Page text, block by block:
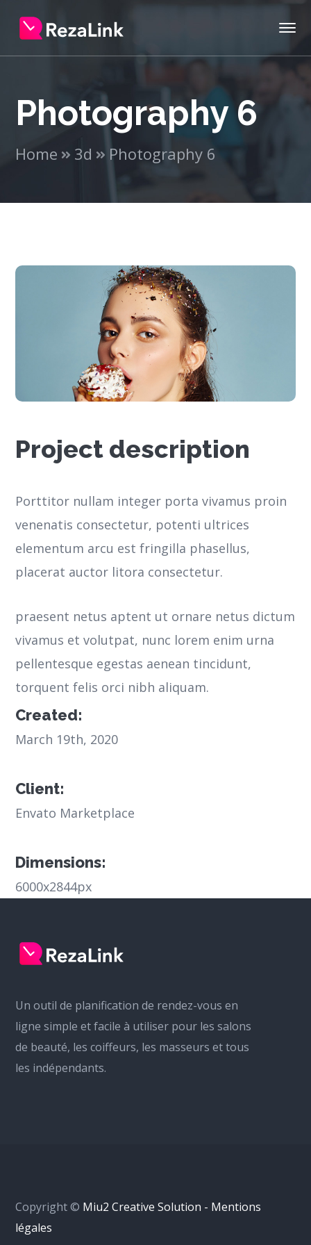
Photography 6
Home 3d Photography 6
Project description
Porttitor nullam integer porta vivamus proin
venenatis consectetur, potenti ultrices
elementum arcu est fringilla phasellus,
placerat auctor litora consectetur.
praesent netus aptent ut ornare netus dictum
vivamus et volutpat, nunc lorem enim urna
pellentesque egestas aenean tincidunt,
torquent felis orci nibh aliquam.
Created:
March 19th, 2020
Client:
Envato Marketplace
Dimensions:
6000x2844px
Un outil de planification de rendez-vous en
ligne simple et facile à utiliser pour les salons
de beauté, les coiffeurs, les masseurs et tous
les indépendants.
Copyright © Miu2 Creative Solution - Mentions
légales